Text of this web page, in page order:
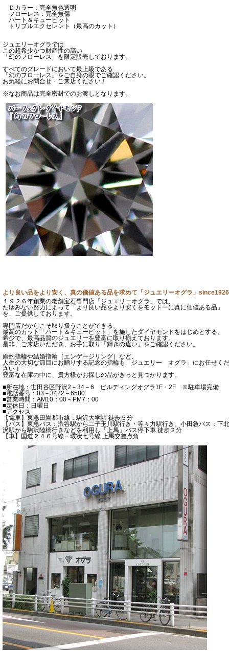
Ｄカラー：完全無色透明
フローレス：完全無傷
ハート＆キューピット
トリプルエクセレント（最高のカット）
ジュエリーオグラでは
この超希少かつ財産性の高い
「幻のフローレス」を限定販売しております。
すべてのグレードにおいて最上級である
「幻のフローレス」をご自身の眼でご確認ください。
お気軽にお問合せ・ご来店ください！
※なお商品は完全密封でのお渡しとなります。
より良い品をより安く、真の価値ある品を求めて「ジュエリーオグラ」since1926
１９２６年創業の老舗宝石専門店「ジュエリーオグラ」では、
たゆみない努力によって「より良い品をより安くをモットーに真に価値ある品」
を、ご提供しております。
専門店だからこそ取り扱うことができる、
最高のカット「ハート＆キューピット」を施したダイヤモンドをはじめとする、
希少で、最高品質のジュエリーを豊富に取り揃えております。
是非、ご来店いただき、お手に取り「輝きの違い」をご確認ください。
婚約指輪や結婚指輪（エンゲージリング）など、
人生の大切な節目にお贈りする記念の指輪も「ジュエリー オグラ」にお任せくだ
さい！
豊富な在庫の中に、貴方様がお探しの品がきっと見つかります。
■所在地：世田谷区野沢2－34－6 ビルディングオグラ1F・2F ※駐車場完備
■電話番号：03－3422－6580
■営業時間：AM10：00～PM7：00
■定休日：日曜日
■アクセス
【電車】東急田園都市線：駒沢大学駅 徒歩５分
【バス】東急バス：渋谷駅から二子玉川駅行き・等々力駅行き、小田急バス：下北
沢駅から駒沢陸橋行きなどを利用し「上馬」バス停下車 徒歩２分
【車】国道２４６号線・環状七号線 上馬交差点角